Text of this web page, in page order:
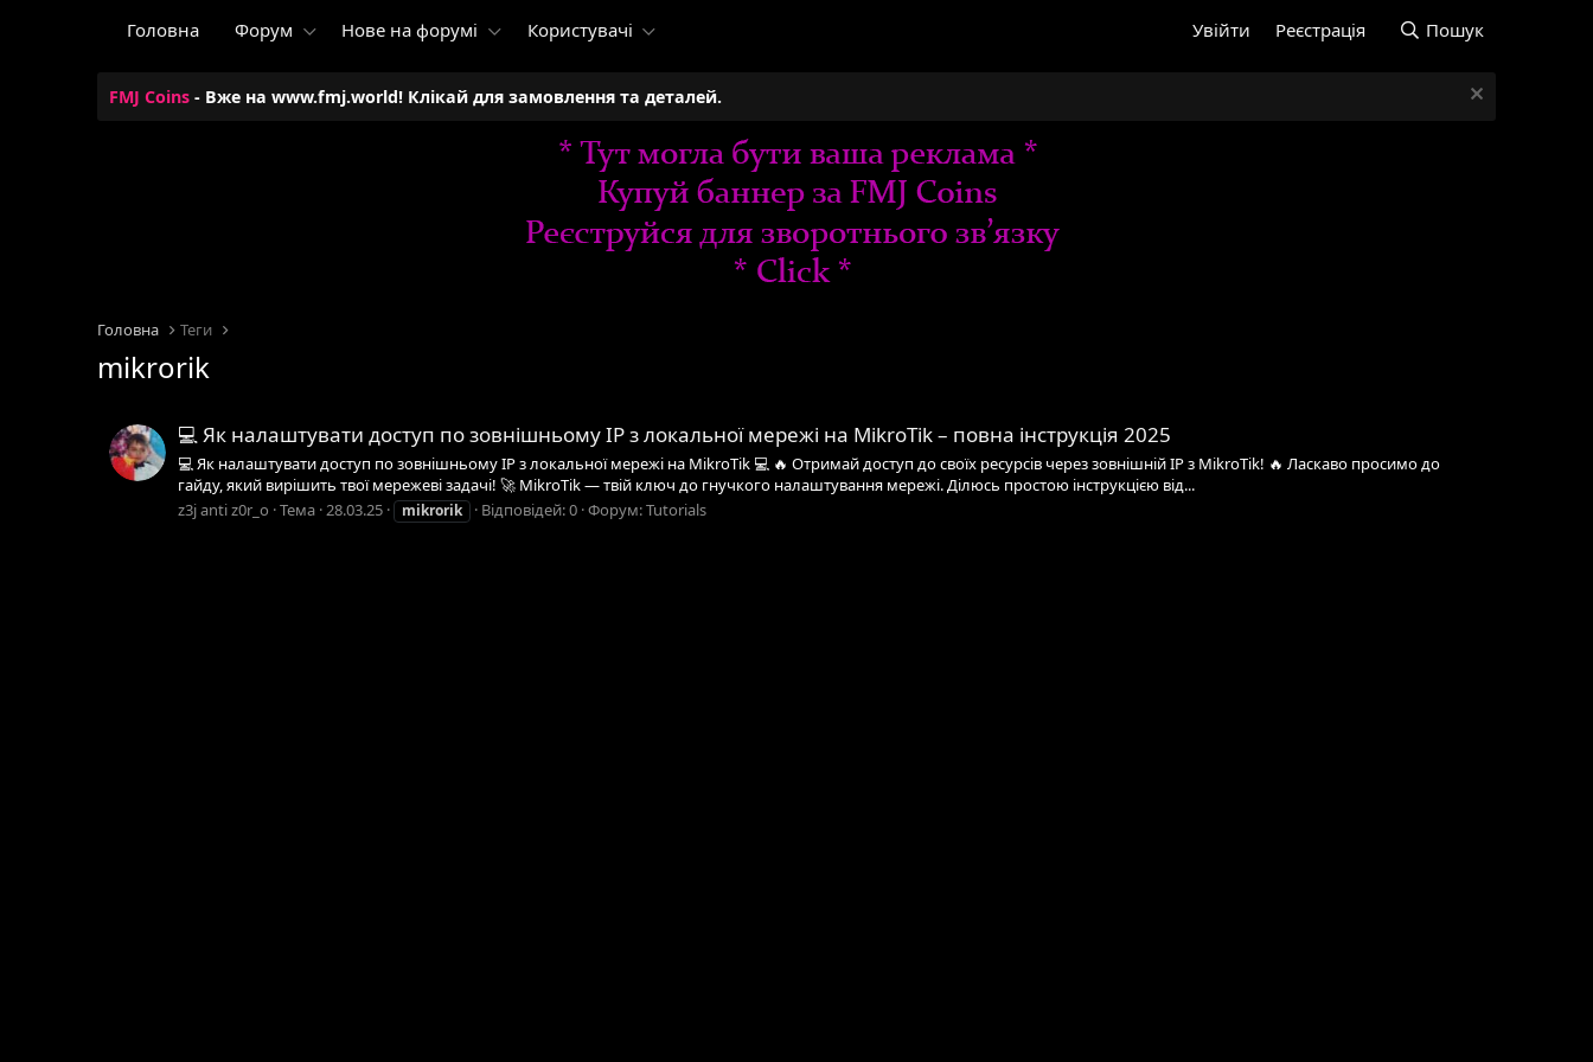
Головна Форум Нове на форумі Користувачі Увійти Реєстрація Пошук
FMJ Coins - Вже на www.fmj.world! Клікай для замовлення та деталей.
Головна Теги
mikrorik
💻 Як налаштувати доступ по зовнішньому IP з локальної мережі на MikroTik – повна інструкція 2025
💻 Як налаштувати доступ по зовнішньому IP з локальної мережі на MikroTik 💻 🔥 Отримай доступ до своїх ресурсів через зовнішній IP з MikroTik! 🔥 Ласкаво просимо до
гайду, який вирішить твої мережеві задачі! 🚀 MikroTik — твій ключ до гнучкого налаштування мережі. Ділюсь простою інструкцією від...
z3j anti z0r_o Тема 28.03.25 mikrorik Відповідей: 0 Форум:Tutorials